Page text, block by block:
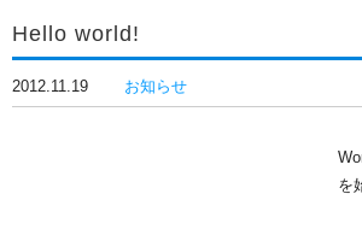
Hello world!
2012.11.19 お知らせ
を